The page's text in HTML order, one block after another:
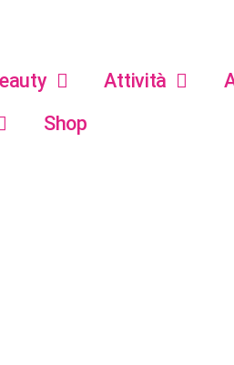
Attività
Shop